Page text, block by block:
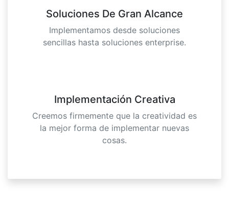
Soluciones De Gran Alcance
Implementamos desde soluciones
sencillas hasta soluciones enterprise.
Implementación Creativa
Creemos firmemente que la creatividad es
la mejor forma de implementar nuevas
cosas.